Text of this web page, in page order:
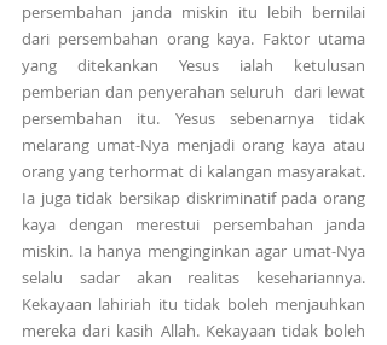
persembahan janda miskin itu lebih bernilai
dari persembahan orang kaya. Faktor utama
yang ditekankan Yesus ialah ketulusan
pemberian dan penyerahan seluruh  dari lewat
persembahan itu. Yesus sebenarnya tidak
melarang umat-Nya menjadi orang kaya atau
orang yang terhormat di kalangan masyarakat.
Ia juga tidak bersikap diskriminatif pada orang
kaya dengan merestui persembahan janda
miskin. Ia hanya menginginkan agar umat-Nya
selalu sadar akan realitas kesehariannya.
Kekayaan lahiriah itu tidak boleh menjauhkan
mereka dari kasih Allah. Kekayaan tidak boleh